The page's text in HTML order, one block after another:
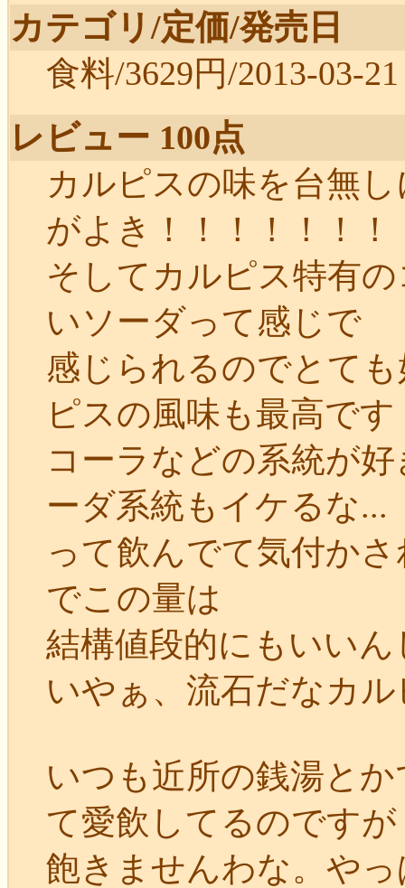
カテゴリ/定価/発売日
食料/3629円/2013-03-21
レビュー 100点
カルピスの味を台無
がよき！！！！！！！
そしてカルピス特有
いソーダって感じで
感じられるのでとて
ピスの風味も最高です
コーラなどの系統が
ーダ系統もイケるな...
って飲んでて気付か
でこの量は
結構値段的にもいい
いやぁ、流石だなカ
いつも近所の銭湯と
て愛飲してるのですが
飽きませんわな。や